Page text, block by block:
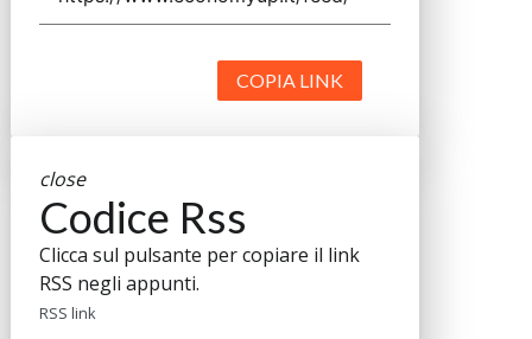
COPIA LINK
close
Codice Rss
Clicca sul pulsante per copiare il link
RSS negli appunti.
RSS link